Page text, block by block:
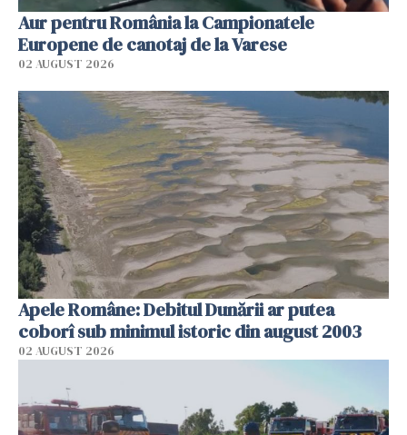
Aur pentru România la Campionatele
Europene de canotaj de la Varese
02 AUGUST 2026
Apele Române: Debitul Dunării ar putea
coborî sub minimul istoric din august 2003
02 AUGUST 2026